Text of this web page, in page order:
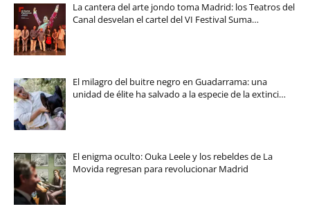
La cantera del arte jondo toma Madrid: los Teatros del
Canal desvelan el cartel del VI Festival Suma…
El milagro del buitre negro en Guadarrama: una
unidad de élite ha salvado a la especie de la extinci…
El enigma oculto: Ouka Leele y los rebeldes de La
Movida regresan para revolucionar Madrid